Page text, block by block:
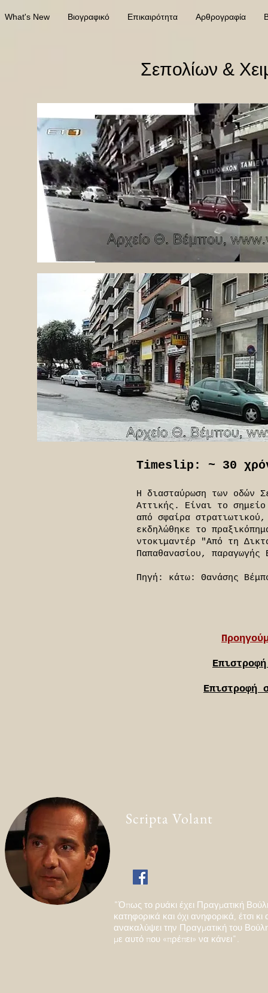
What's New Βιογραφικό Επικαιρότητα Αρθρογραφία
Σεπολίων &
Timeslip: ~ 30
Η διασταύρωση των οδών
Αττικής. Είναι το
από σφαίρα
εκδηλώθηκε το
ντοκιμαντέρ "Από τη
Παπαθανασίου,
Πηγή: κάτω: Θανάσης
Επιστροφή
Scripta Volant
"Όπως το ρυάκι έχει Πραγματική
κατηφορικά και όχι ανηφορικά, έτσι κι
ανακαλύψει την Πραγματική του
με αυτό που «πρέπει» να κάνει".